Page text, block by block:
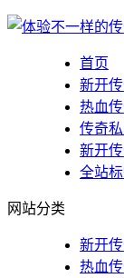
首页
新开
热血
传奇
新开
全站
网站分类
新开
热血